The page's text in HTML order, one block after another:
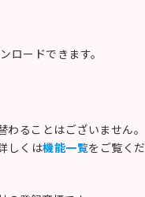
ードできます。
ることはございません。
しくは機能一覧をご覧くだ